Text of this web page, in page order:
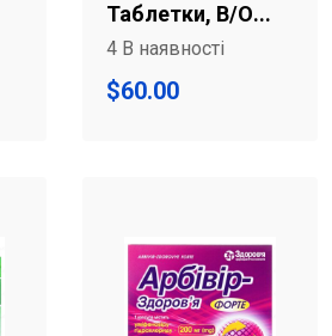
Таблетки, В/о...
4 В наявності
$60.00